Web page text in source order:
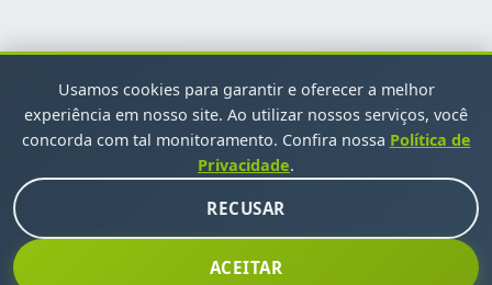
Usamos cookies para garantir e oferecer a melhor
experiência em nosso site. Ao utilizar nossos serviços, você
concorda com tal monitoramento. Confira nossa Política de
Privacidade.
RECUSAR
ACEITAR